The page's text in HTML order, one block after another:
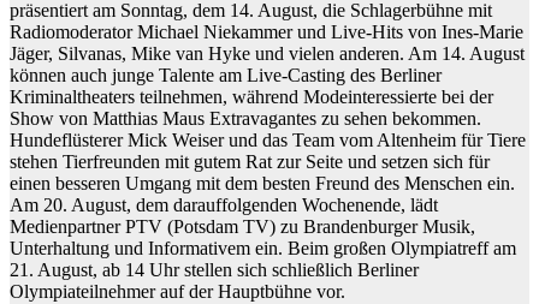
präsentiert am Sonntag, dem 14. August, die Schlagerbühne mit
Radiomoderator Michael Niekammer und Live-Hits von Ines-Marie
Jäger, Silvanas, Mike van Hyke und vielen anderen. Am 14. August
können auch junge Talente am Live-Casting des Berliner
Kriminaltheaters teilnehmen, während Modeinteressierte bei der
Show von Matthias Maus Extravagantes zu sehen bekommen.
Hundeflüsterer Mick Weiser und das Team vom Altenheim für Tiere
stehen Tierfreunden mit gutem Rat zur Seite und setzen sich für
einen besseren Umgang mit dem besten Freund des Menschen ein.
Am 20. August, dem darauffolgenden Wochenende, lädt
Medienpartner PTV (Potsdam TV) zu Brandenburger Musik,
Unterhaltung und Informativem ein. Beim großen Olympiatreff am
21. August, ab 14 Uhr stellen sich schließlich Berliner
Olympiateilnehmer auf der Hauptbühne vor.